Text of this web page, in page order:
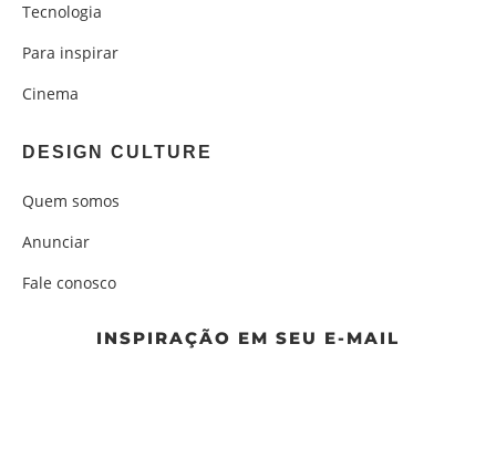
Tecnologia
Para inspirar
Cinema
DESIGN CULTURE
Quem somos
Anunciar
Fale conosco
INSPIRAÇÃO EM SEU E-MAIL